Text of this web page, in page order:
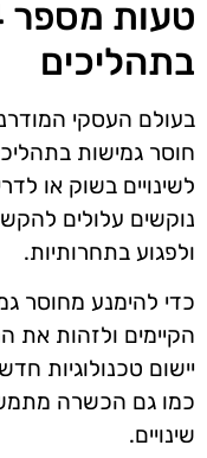
בתהליכים
בעולם העסקי
חוסר גמישות
לשינויים בשוק או
נוקשים עלולים
ולפגוע בתחרותיות.
כדי להימנע מחוסר
הקיימים ולזהות את
יישום טכנולוגיות
כמו גם הכשרה
שינויים.